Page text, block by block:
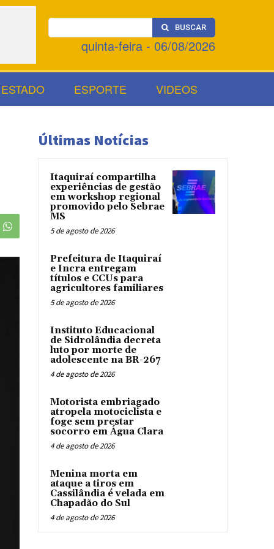
BUSCAR
quinta-feira - 06/08/2026
ESTADO ESPORTE VIDEOS
Últimas Notícias
Itaquiraí compartilha
experiências de gestão
em workshop regional
promovido pelo Sebrae
MS
5 de agosto de 2026
Prefeitura de Itaquiraí
e Incra entregam
títulos e CCUs para
agricultores familiares
5 de agosto de 2026
Instituto Educacional
de Sidrolândia decreta
luto por morte de
adolescente na BR-267
4 de agosto de 2026
Motorista embriagado
atropela motociclista e
foge sem prestar
socorro em Água Clara
4 de agosto de 2026
Menina morta em
ataque a tiros em
Cassilândia é velada em
Chapadão do Sul
4 de agosto de 2026